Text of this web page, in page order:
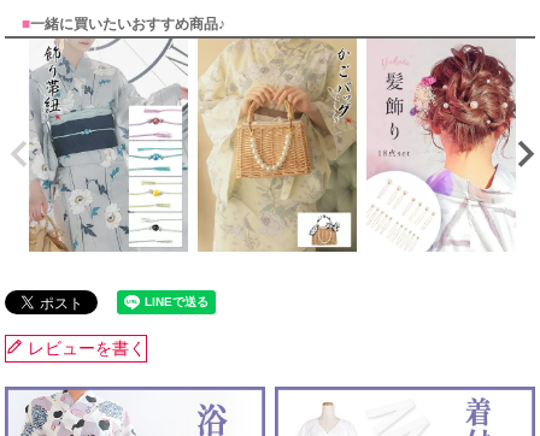
■一緒に買いたいおすすめ商品♪
レビューを書く